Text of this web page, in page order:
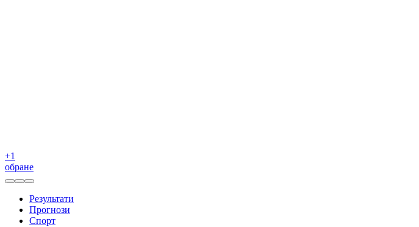
+1
обране
Результати
Прогнози
Спорт